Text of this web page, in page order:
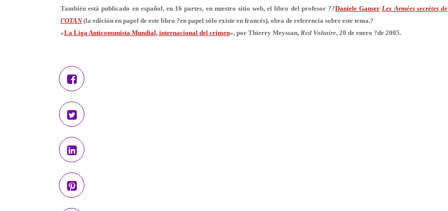
También está publicado en español, en 16 partes, en nuestro sitio web, el libro del profesor ??Daniele Ganser Les Armées secrètes de
l’OTAN(la edición en papel de este libro ?en papel sólo existe en francés), obra de referencia sobre este tema.?
«La Liga Anticomunista Mundial, internacional del crimen», por Thierry Meyssan, Red Voltaire, 20 de enero ?de 2005.